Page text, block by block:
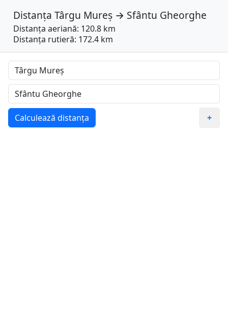
Distanța Târgu Mureș → Sfântu Gheorghe
Distanța aeriană: 120.8 km
Distanța rutieră: 172.4 km
Calculează distanța +